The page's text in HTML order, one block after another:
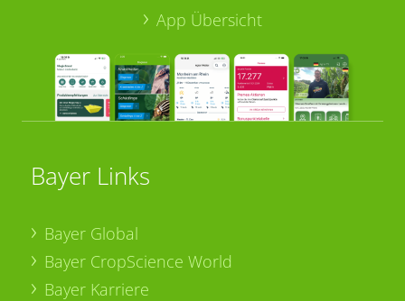
App Übersicht
Bayer Links
Bayer Global
Bayer CropScience World
Bayer Karriere